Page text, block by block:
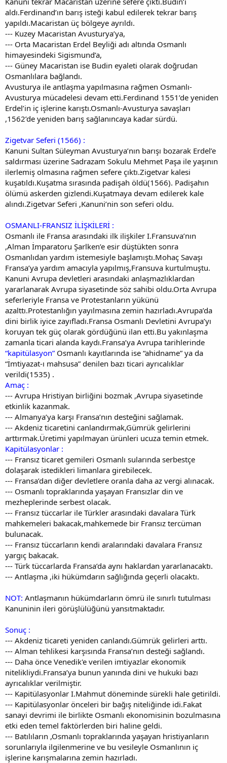
aldı.Ferdinand’ın barış isteği kabul edilerek tekrar barış
yapıldı.Macaristan üç bölgeye ayrıldı.
--- Kuzey Macaristan Avusturya’ya,
--- Orta Macaristan Erdel Beyliği adı altında Osmanlı
himayesindeki Sigismund’a,
--- Güney Macaristan ise Budin eyaleti olarak doğrudan
Osmanlılara bağlandı.
Avusturya ile antlaşma yapılmasına rağmen Osmanlı-
Avusturya mücadelesi devam etti.Ferdinand 1551’de yeniden
Erdel’in iç işlerine karıştı.Osmanlı-Avusturya savaşları
,1562’de yeniden barış sağlanıncaya kadar sürdü.
Zigetvar Seferi (1566) :
Kanuni Sultan Süleyman Avusturya’nın barışı bozarak Erdel’e
saldırması üzerine Sadrazam Sokulu Mehmet Paşa ile yaşının
ilerlemiş olmasına rağmen sefere çıktı.Zigetvar kalesi
kuşatıldı.Kuşatma sırasında padişah öldü(1566). Padişahın
ölümü askerden gizlendi.Kuşatmaya devam edilerek kale
alındı.Zigetvar Seferi ,Kanuni’nin son seferi oldu.
OSMANLI-FRANSIZ İLİŞKİLERİ :
Osmanlı ile Fransa arasındaki ilk ilişkiler I.Fransuva’nın
,Alman İmparatoru Şarlken’e esir düştükten sonra
Osmanlıdan yardım istemesiyle başlamıştı.Mohaç Savaşı
Fransa’ya yardım amacıyla yapılmış,Fransuva kurtulmuştu.
Kanuni Avrupa devletleri arasındaki anlaşmazlıklardan
yararlanarak Avrupa siyasetinde söz sahibi oldu.Orta Avrupa
seferleriyle Fransa ve Protestanların yükünü
azalttı.Protestanlığın yayılmasına zemin hazırladı.Avrupa’da
dini birlik iyice zayıfladı.Fransa Osmanlı Devletini Avrupa’yı
koruyan tek güç olarak gördüğünü ilan etti.Bu yakınlaşma
zamanla ticari alanda kaydı.Fransa’ya Avrupa tarihlerinde
“kapitülasyon” Osmanlı kayıtlarında ise “ahidname” ya da
“İmtiyazat-ı mahsusa” denilen bazı ticari ayrıcalıklar
verildi(1535) .
Amaç :
--- Avrupa Hristiyan birliğini bozmak ,Avrupa siyasetinde
etkinlik kazanmak.
--- Almanya’ya karşı Fransa’nın desteğini sağlamak.
--- Akdeniz ticaretini canlandırmak,Gümrük gelirlerini
arttırmak.Üretimi yapılmayan ürünleri ucuza temin etmek.
Kapitülasyonlar :
--- Fransız ticaret gemileri Osmanlı sularında serbestçe
dolaşarak istedikleri limanlara girebilecek.
--- Fransa’dan diğer devletlere oranla daha az vergi alınacak.
--- Osmanlı topraklarında yaşayan Fransızlar din ve
mezheplerinde serbest olacak.
--- Fransız tüccarlar ile Türkler arasındaki davalara Türk
mahkemeleri bakacak,mahkemede bir Fransız tercüman
bulunacak.
--- Fransız tüccarların kendi aralarındaki davalara Fransız
yargıç bakacak.
--- Türk tüccarlarda Fransa’da aynı haklardan yararlanacaktı.
--- Antlaşma ,iki hükümdarın sağlığında geçerli olacaktı.
NOT: Antlaşmanın hükümdarların ömrü ile sınırlı tutulması
Kanuninin ileri görüşlülüğünü yansıtmaktadır.
Sonuç :
--- Akdeniz ticareti yeniden canlandı.Gümrük gelirleri arttı.
--- Alman tehlikesi karşısında Fransa’nın desteği sağlandı.
--- Daha önce Venedik'e verilen imtiyazlar ekonomik
nitelikliydi.Fransa’ya bunun yanında dini ve hukuki bazı
ayrıcalıklar verilmiştir.
--- Kapitülasyonlar I.Mahmut döneminde sürekli hale getirildi.
--- Kapitülasyonlar önceleri bir bağış niteliğinde idi.Fakat
sanayi devrimi ile birlikte Osmanlı ekonomisinin bozulmasına
etki eden temel faktörlerden biri haline geldi.
--- Batılıların ,Osmanlı topraklarında yaşayan hristiyanların
sorunlarıyla ilgilenmerine ve bu vesileyle Osmanlının iç
işlerine karışmalarına zemin hazırladı.